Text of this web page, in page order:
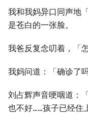
我和我妈异口同声地
是苍白的一张脸。
我爸反复念叨着，「
我妈问道：「确诊了
刘占辉声音哽咽道：
也不好……孩子已经住